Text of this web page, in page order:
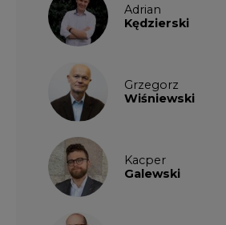
Adrian
Kędzierski
Grzegorz
Wiśniewski
Kacper
Galewski